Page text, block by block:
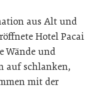
aus Alt und
Hotel Pacai
Wände und
auf schlanken,
mit der